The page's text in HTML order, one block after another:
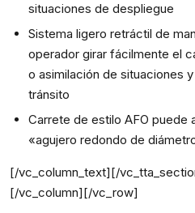
situaciones de despliegue
Sistema ligero retráctil de
operador girar fácilmente el
o asimilación de situaciones
tránsito
Carrete de estilo AFO puede
«agujero redondo de
[/vc_column_text][/
[/vc_column][/vc_row]